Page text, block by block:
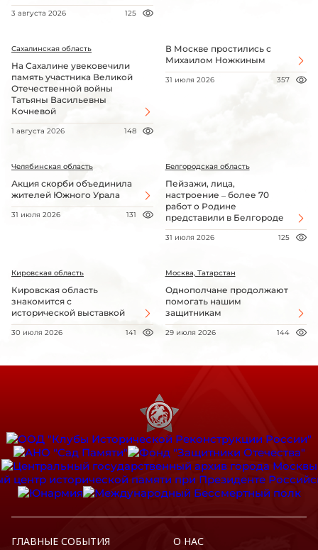
3 августа 2026 125
Сахалинская область
На Сахалине увековечили
память участника Великой
Отечественной войны
Татьяны Васильевны
Кочневой
1 августа 2026 148
В Москве простились с
Михаилом Ножкиным
31 июля 2026 357
Челябинская область
Акция скорби объединила
жителей Южного Урала
31 июля 2026 131
Белгородская область
Пейзажи, лица,
настроение – более 70
работ о Родине
представили в Белгороде
31 июля 2026 125
Кировская область
Кировская область
знакомится с
исторической выставкой
30 июля 2026 141
Москва, Татарстан
Однополчане продолжают
помогать нашим
защитникам
29 июля 2026 144
ГЛАВНЫЕ СОБЫТИЯ О НАС